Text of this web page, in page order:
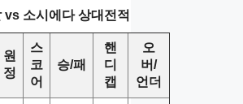
vs 소시에다 상대전적
원
정
스
코
어
승/패
핸
디
캡
오
버/
언더